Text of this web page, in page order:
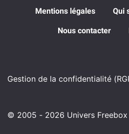
Mentions légales Qui
Nous contacter
Gestion de la confidentialité
© 2005 - 2026 Univers Freebox